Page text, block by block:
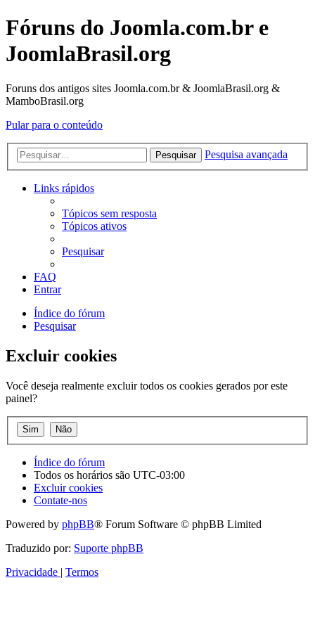
Fóruns do Joomla.com.br e
JoomlaBrasil.org
Foruns dos antigos sites Joomla.com.br & JoomlaBrasil.org &
MamboBrasil.org
Pular para o conteúdo
Pesquisar Pesquisa avançada
Links rápidos
Tópicos sem resposta
Tópicos ativos
Pesquisar
FAQ
Entrar
Índice do fórum
Pesquisar
Excluir cookies
Você deseja realmente excluir todos os cookies gerados por este
painel?
Índice do fórum
Todos os horários são UTC-03:00
Excluir cookies
Contate-nos
Powered by phpBB® Forum Software © phpBB Limited
Traduzido por: Suporte phpBB
Privacidade | Termos